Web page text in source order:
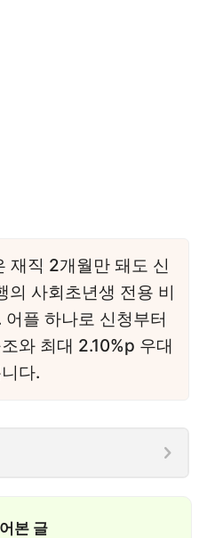
재직 2개월만 돼도 신
의 사회초년생 전용 비
플 하나로 신청부터
와 최대 2.10%p 우대
다.
본 글